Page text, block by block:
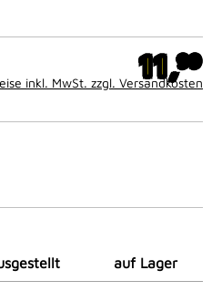
11,99
inkl. MwSt. zzgl. Versandkosten
auf Lager